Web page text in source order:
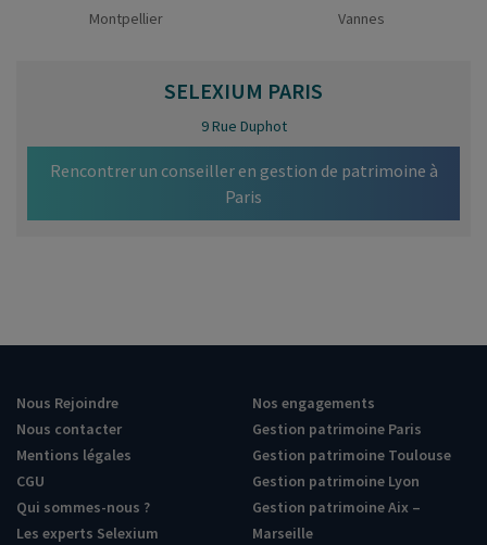
Montpellier
Vannes
SELEXIUM PARIS
9 Rue Duphot
Rencontrer un conseiller en gestion de patrimoine à
Paris
Nous Rejoindre
Nous contacter
Mentions légales
CGU
Qui sommes-nous ?
Les experts Selexium
Nos engagements
Gestion patrimoine Paris
Gestion patrimoine Toulouse
Gestion patrimoine Lyon
Gestion patrimoine Aix –
Marseille